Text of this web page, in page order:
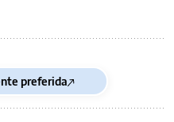
preferida